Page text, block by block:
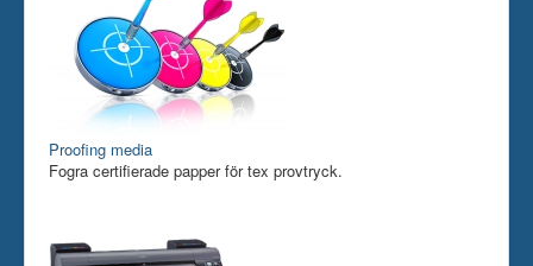
Proofing media
Fogra certifierade papper för tex provtryck.